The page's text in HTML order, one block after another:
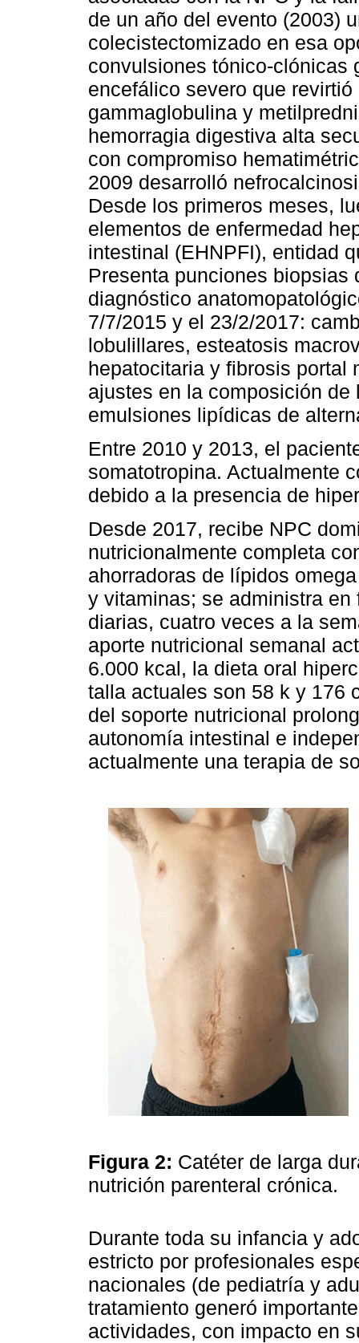
de un año del evento (2003)
colecistectomizado en esa
convulsiones tónico-clónicas
encefálico severo que
gammaglobulina y
hemorragia digestiva alta
con compromiso
2009 desarrolló
Desde los primeros meses,
elementos de enfermedad
intestinal (EHNPFI), entidad
Presenta punciones
diagnóstico
7/7/2015 y el 23/2/2017:
lobulillares, esteatosis
hepatocitaria y fibrosis portal
ajustes en la composición
emulsiones lipídicas de
Entre 2010 y 2013, el
somatotropina. Actualmente
debido a la presencia de
Desde 2017, recibe NPC
nutricionalmente completa
ahorradoras de lípidos
y vitaminas; se administra
diarias, cuatro veces a la
aporte nutricional semanal
6.000 kcal, la dieta oral
talla actuales son 58 k y 176
del soporte nutricional
autonomía intestinal e
actualmente una terapia de
Figura 2: Catéter de larga
nutrición parenteral crónica.
Durante toda su infancia y
estricto por profesionales
nacionales (de pediatría y
tratamiento generó
actividades, con impacto en